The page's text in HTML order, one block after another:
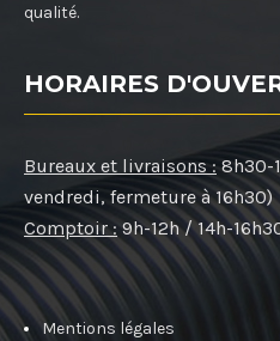
qualité.
HORAIRES
Bureaux et livraisons : 8h30-
vendredi, fermeture à 16h30)
Comptoir : 9h-12h / 14h-
Mentions légales